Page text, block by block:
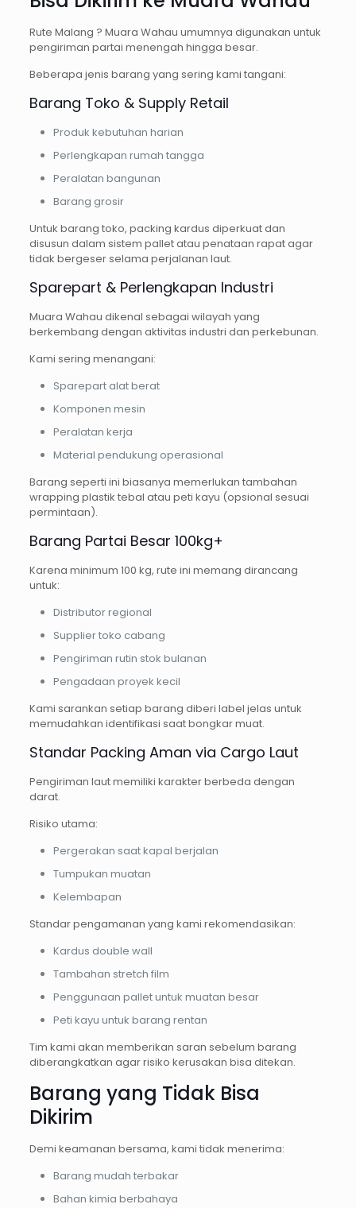
Rute Malang ? Muara Wahau umumnya digunakan untuk
pengiriman partai menengah hingga besar.
Beberapa jenis barang yang sering kami tangani:
Barang Toko & Supply Retail
Produk kebutuhan harian
Perlengkapan rumah tangga
Peralatan bangunan
Barang grosir
Untuk barang toko, packing kardus diperkuat dan
disusun dalam sistem pallet atau penataan rapat agar
tidak bergeser selama perjalanan laut.
Sparepart & Perlengkapan Industri
Muara Wahau dikenal sebagai wilayah yang
berkembang dengan aktivitas industri dan perkebunan.
Kami sering menangani:
Sparepart alat berat
Komponen mesin
Peralatan kerja
Material pendukung operasional
Barang seperti ini biasanya memerlukan tambahan
wrapping plastik tebal atau peti kayu (opsional sesuai
permintaan).
Barang Partai Besar 100kg+
Karena minimum 100 kg, rute ini memang dirancang
untuk:
Distributor regional
Supplier toko cabang
Pengiriman rutin stok bulanan
Pengadaan proyek kecil
Kami sarankan setiap barang diberi label jelas untuk
memudahkan identifikasi saat bongkar muat.
Standar Packing Aman via Cargo Laut
Pengiriman laut memiliki karakter berbeda dengan
darat.
Risiko utama:
Pergerakan saat kapal berjalan
Tumpukan muatan
Kelembapan
Standar pengamanan yang kami rekomendasikan:
Kardus double wall
Tambahan stretch film
Penggunaan pallet untuk muatan besar
Peti kayu untuk barang rentan
Tim kami akan memberikan saran sebelum barang
diberangkatkan agar risiko kerusakan bisa ditekan.
Barang yang Tidak Bisa
Dikirim
Demi keamanan bersama, kami tidak menerima:
Barang mudah terbakar
Bahan kimia berbahaya